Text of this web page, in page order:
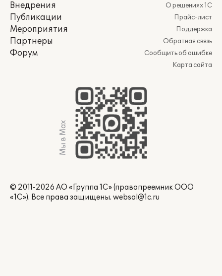
Внедрения
Публикации
Мероприятия
Партнеры
Форум
О решениях 1С
Прайс-лист
Поддержка
Обратная связь
Сообщить об ошибке
Карта сайта
Мы в Max
© 2011-2026 АО «Группа 1С» (правопреемник ООО
«1С»). Все права защищены. websol@1c.ru